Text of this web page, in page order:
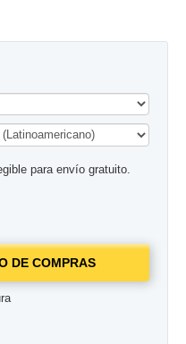
para envío gratuito.
DE COMPRAS